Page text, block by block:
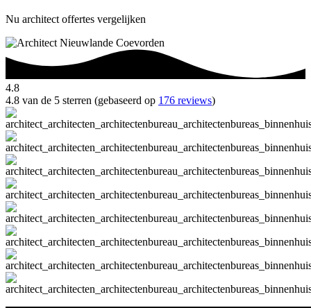
Nu architect offertes vergelijken
4.8
4.8 van de 5 sterren (gebaseerd op 176 reviews)